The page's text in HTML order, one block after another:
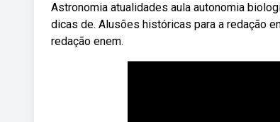
Astronomia atualidades aula autonomia
dicas de. Alusões históricas para a redação
redação enem.